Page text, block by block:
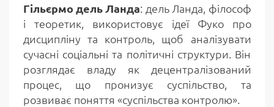
Гільєрмо дель Ланда: дель Ланда, філософ
і теоретик, використовує ідеї Фуко про
дисципліну та контроль, щоб аналізувати
сучасні соціальні та політичні структури. Він
розглядає владу як децентралізований
процес, що пронизує суспільство, та
розвиває поняття «суспільства контролю».